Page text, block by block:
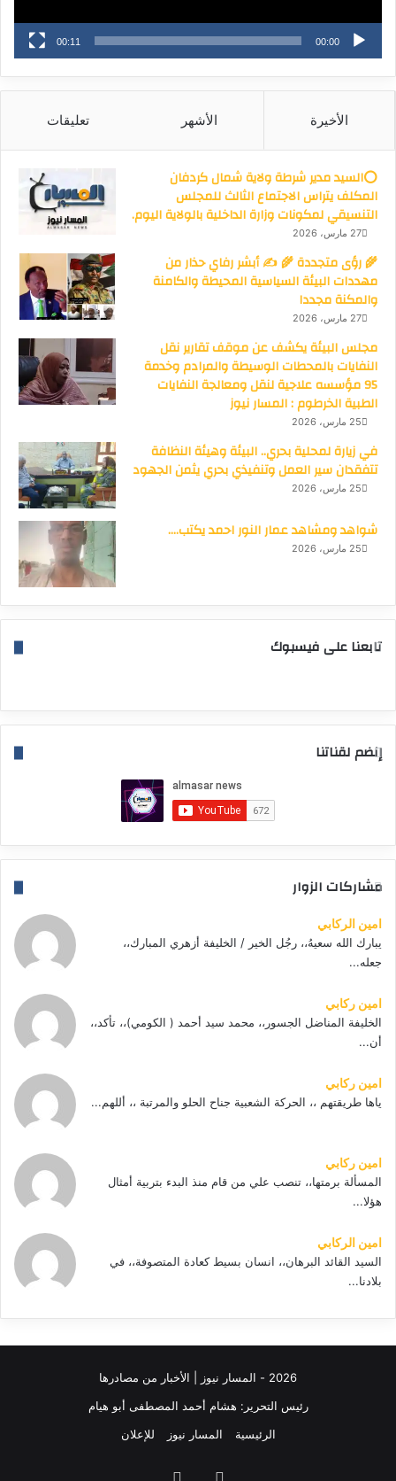
00:00
00:11
الأخيرة الأشهر تعليقات
⭕السيد مدير شرطة ولاية شمال كردفان
المكلف يتراس الاجتماع الثالث للمجلس
التنسيقي لمكونات وزارة الداخلية بالولاية اليوم.
27 مارس، 2026
🌾 رؤى متجددة 🌾 ✍️ أبشر رفاي حذار من
مهددات البيئة السياسية المحيطة والكامنة
والمكنة مجددا
27 مارس، 2026
مجلس البيئة يكشف عن موقف تقارير نقل
النفايات بالمحطات الوسيطة والمرادم وخدمة
95 مؤسسه علاجية لنقل ومعالجة النفايات
الطبية الخرطوم : المسار نيوز
25 مارس، 2026
في زيارة لمحلية بحري.. البيئة وهيئة النظافة
تتفقدان سير العمل وتنفيذي بحري يثمن الجهود
25 مارس، 2026
شواهد ومشاهد عمار النور احمد يكتب….
25 مارس، 2026
تابعنا على فيسبوك
إنضم لقناتنا
مشاركات الزوار
امين الركابي
يبارك الله سعيهُ،، رجُل الخير / الخليفة أزهري المبارك،،
جعله...
امين ركابي
الخليفة المناضل الجسور،، محمد سيد أحمد ( الكومي)،، تأكد،،
أن...
امين ركابي
ياها طريقتهم ،، الحركة الشعبية جناح الحلو والمرتبة ،، أللهم...
امين ركابي
المسألة برمتها،، تنصب علي من قام منذ البدء بتربية أمثال
هؤلا...
امين الركابي
السيد القائد البرهان،، انسان بسيط كعادة المتصوفة،، في
بلادنا...
2026 - المسار نيوز | الأخبار من مصادرها
رئيس التحرير: هشام أحمد المصطفى أبو هيام
الرئيسية
المسار نيوز للإعلان